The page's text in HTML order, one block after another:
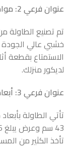
عنوان فرعي 2: مواد متينة وجودة استثنائية
تم تصنيع
خشبي عالي الجودة
الاستمتاع بقطعة
لديكور منزلك.
عنوان فرعي 3: أبعاد مثالية لأي مكان في المنزل
تأتي الطاولة
تأخذ الكثير من